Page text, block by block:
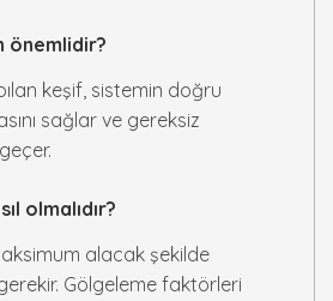
önemlidir?
keşif, sistemin doğru
sağlar ve gereksiz
olmalıdır?
alacak şekilde
Gölgeleme faktörleri